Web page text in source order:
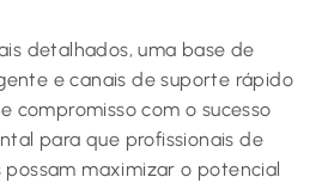
detalhados, uma base de
e canais de suporte rápido
compromisso com o sucesso
para que profissionais de
maximizar o potencial